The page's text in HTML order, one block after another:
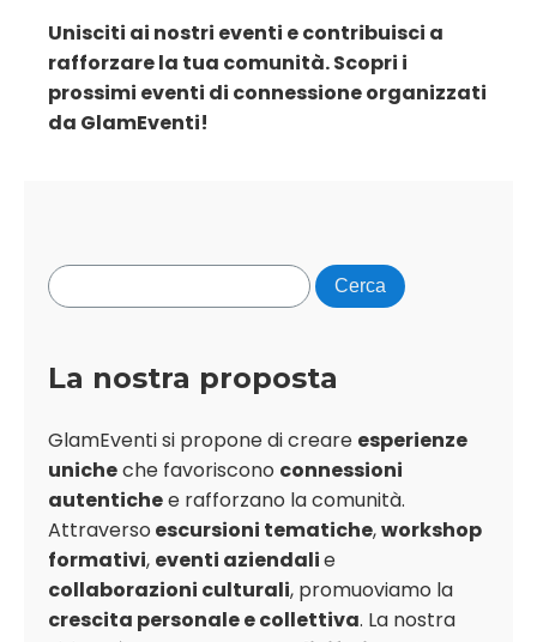
Unisciti ai nostri eventi e contribuisci a
rafforzare la tua comunità. Scopri i
prossimi eventi di connessione organizzati
da GlamEventi!
La nostra proposta
GlamEventi si propone di creare esperienze
unicheche favoriscono connessioni
autentichee rafforzano la comunità.
Attraverso escursioni tematiche,workshop
formativi, eventi aziendalie
collaborazioni culturali, promuoviamo la
crescita personale e collettiva. La nostra